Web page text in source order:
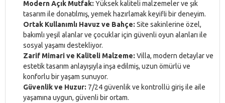
Modern Açık Mutfak: Yüksek kaliteli malzemeler ve şık
tasarım ile donatılmış, yemek hazırlamak keyifli bir deneyim.
Ortak Kullanımlı Havuz ve Bahçe: Site sakinlerine özel,
bakımlı yeşil alanlar ve çocuklar için güvenli oyun alanları ile
sosyal yaşamı destekliyor.
Zarif Mimari ve Kaliteli Malzeme: Villa, modern detaylar ve
estetik tasarım anlayışıyla inşa edilmiş, uzun ömürlü ve
konforlu bir yaşam sunuyor.
Güvenlik ve Huzur: 7/24 güvenlik ve kontrollü giriş ile aile
yaşamına uygun, güvenli bir ortam.